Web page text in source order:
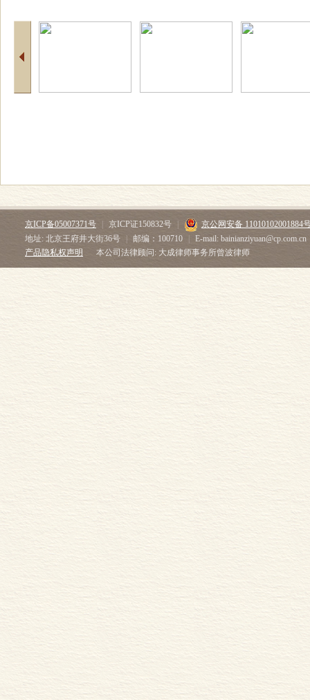
京ICP备05007371号 京ICP证150832号
京公网安备 11010102001884
地址: 北京王府井大街36号
邮编：100710
E-mail: bainianziyuan@cp.com.cn
产品隐私权声明
本公司法律顾问: 大成律师事务所曾波律师